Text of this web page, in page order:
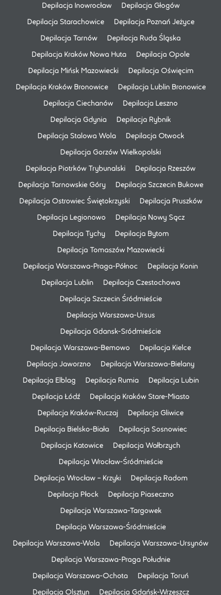
Depilacja Inowrocław
Depilacja Głogów
Depilacja Starachowice
Depilacja Poznań Jeżyce
Depilacja Tarnów
Depilacja Ruda Śląska
Depilacja Kraków Nowa Huta
Depilacja Opole
Depilacja Mińsk Mazowiecki
Depilacja Oświęcim
Depilacja Kraków Bronowice
Depilacja Lublin Bronowice
Depilacja Ciechanów
Depilacja Leszno
Depilacja Gdynia
Depilacja Rybnik
Depilacja Stalowa Wola
Depilacja Otwock
Depilacja Gorzów Wielkopolski
Depilacja Piotrków Trybunalski
Depilacja Rzeszów
Depilacja Tarnowskie Góry
Depilacja Szczecin Bukowe
Depilacja Ostrowiec Świętokrzyski
Depilacja Pruszków
Depilacja Legionowo
Depilacja Nowy Sącz
Depilacja Tychy
Depilacja Bytom
Depilacja Tomaszów Mazowiecki
Depilacja Warszawa-Praga-Północ
Depilacja Konin
Depilacja Lublin
Depilacja Czestochowa
Depilacja Szczecin Śródmieście
Depilacja Warszawa-Ursus
Depilacja Gdansk-Sródmieście
Depilacja Warszawa-Bemowo
Depilacja Kielce
Depilacja Jaworzno
Depilacja Warszawa-Bielany
Depilacja Elblag
Depilacja Rumia
Depilacja Lubin
Depilacja Łódź
Depilacja Kraków Stare-Miasto
Depilacja Kraków-Ruczaj
Depilacja Gliwice
Depilacja Bielsko-Biała
Depilacja Sosnowiec
Depilacja Katowice
Depilacja Wałbrzych
Depilacja Wrocław-Śródmieście
Depilacja Wrocław – Krzyki
Depilacja Radom
Depilacja Płock
Depilacja Piaseczno
Depilacja Warszawa-Targowek
Depilacja Warszawa-Śródmieście
Depilacja Warszawa-Wola
Depilacja Warszawa-Ursynów
Depilacja Warszawa-Praga Południe
Depilacja Warszawa-Ochota
Depilacja Toruń
Depilacja Olsztyn
Depilacja Gdańsk-Wrzeszcz